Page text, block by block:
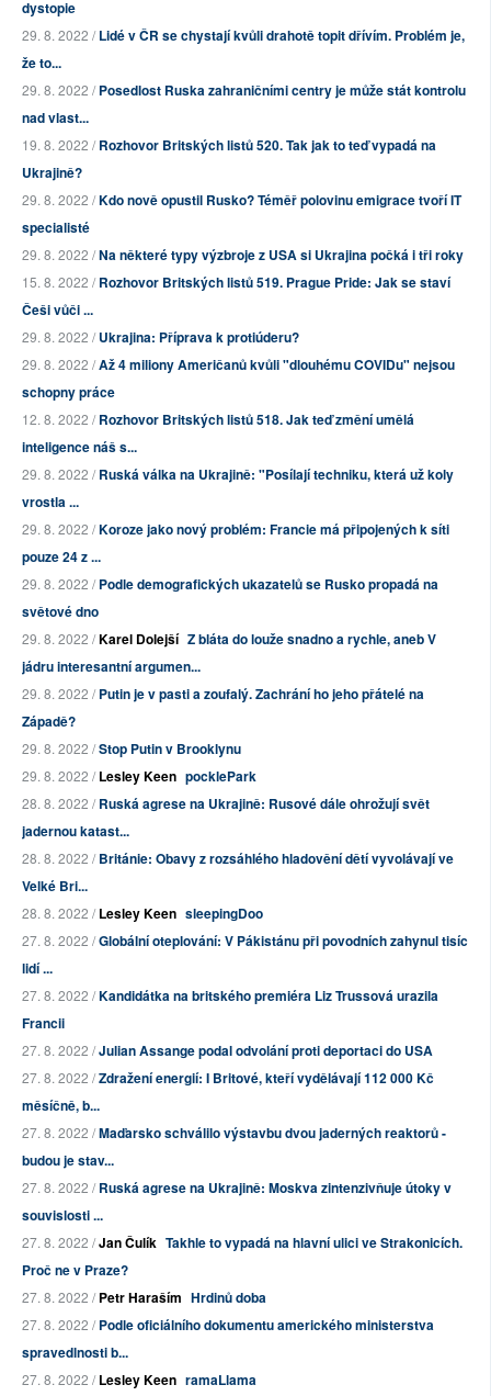
dystopie
29. 8. 2022 /Lidé v ČR se chystají kvůli drahotě topit dřívím. Problém je,
že to...
29. 8. 2022 /Posedlost Ruska zahraničními centry je může stát kontrolu
nad vlast...
19. 8. 2022 /Rozhovor Britských listů 520. Tak jak to teď vypadá na
Ukrajině?
29. 8. 2022 /Kdo nově opustil Rusko? Téměř polovinu emigrace tvoří IT
specialisté
29. 8. 2022 /Na některé typy výzbroje z USA si Ukrajina počká i tři roky
15. 8. 2022 /Rozhovor Britských listů 519. Prague Pride: Jak se staví
Češi vůči ...
29. 8. 2022 /Ukrajina: Příprava k protiúderu?
29. 8. 2022 /Až 4 miliony Američanů kvůli "dlouhému COVIDu" nejsou
schopny práce
12. 8. 2022 /Rozhovor Britských listů 518. Jak teď změní umělá
inteligence náš s...
29. 8. 2022 /Ruská válka na Ukrajině: "Posílají techniku, která už koly
vrostla ...
29. 8. 2022 /Koroze jako nový problém: Francie má připojených k síti
pouze 24 z ...
29. 8. 2022 /Podle demografických ukazatelů se Rusko propadá na
světové dno
29. 8. 2022 /Karel Dolejší Z bláta do louže snadno a rychle, aneb V
jádru interesantní argumen...
29. 8. 2022 /Putin je v pasti a zoufalý. Zachrání ho jeho přátelé na
Západě?
29. 8. 2022 /Stop Putin v Brooklynu
29. 8. 2022 /Lesley Keen pocklePark
28. 8. 2022 /Ruská agrese na Ukrajině: Rusové dále ohrožují svět
jadernou katast...
28. 8. 2022 /Británie: Obavy z rozsáhlého hladovění dětí vyvolávají ve
Velké Bri...
28. 8. 2022 /Lesley Keen sleepingDoo
27. 8. 2022 /Globální oteplování: V Pákistánu při povodních zahynul tisíc
lidí ...
27. 8. 2022 /Kandidátka na britského premiéra Liz Trussová urazila
Francii
27. 8. 2022 /Julian Assange podal odvolání proti deportaci do USA
27. 8. 2022 /Zdražení energií: I Britové, kteří vydělávají 112 000 Kč
měsíčně, b...
27. 8. 2022 /Maďarsko schválilo výstavbu dvou jaderných reaktorů -
budou je stav...
27. 8. 2022 /Ruská agrese na Ukrajině: Moskva zintenzivňuje útoky v
souvislosti ...
27. 8. 2022 /Jan Čulík Takhle to vypadá na hlavní ulici ve Strakonicích.
Proč ne v Praze?
27. 8. 2022 /Petr Haraším Hrdinů doba
27. 8. 2022 /Podle oficiálního dokumentu amerického ministerstva
spravedlnosti b...
27. 8. 2022 /Lesley Keen ramaLlama